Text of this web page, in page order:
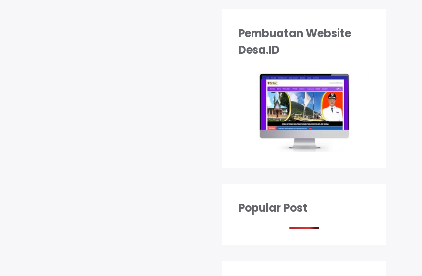
Pembuatan Website
Desa.ID
Popular Post